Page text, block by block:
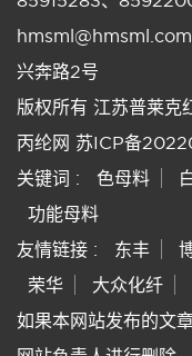
hmsml@hmsml.com
兴奔路2号
版权所有 江苏普莱克
丙纶网 苏ICP备
关键词 :
色母料
功能母料
友情链接 :
东丰
荣华
大众化纤
如果本网站发布的文